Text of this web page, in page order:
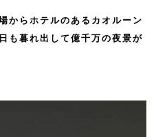
からホテルのあるカオルーン
も暮れ出して億千万の夜景が